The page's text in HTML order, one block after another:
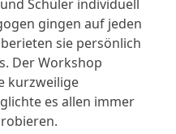
Schüler individuell
gingen auf jeden
sie persönlich
Der Workshop
kurzweilige
es allen immer